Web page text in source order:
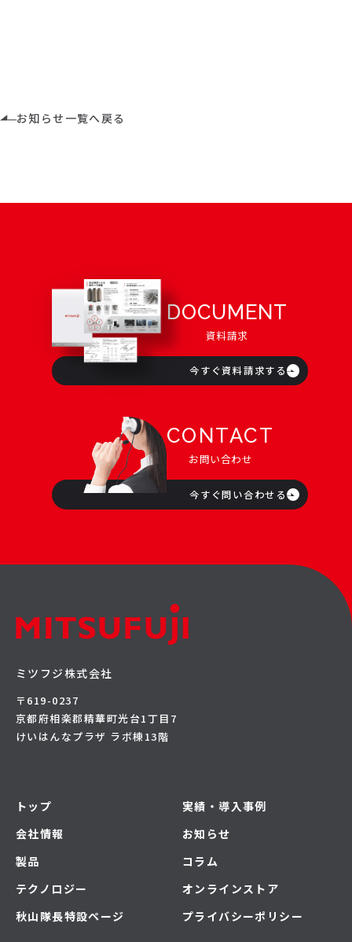
お知らせ一覧へ戻る
DOCUMENT
資料請求
今すぐ資料請求する
CONTACT
お問い合わせ
今すぐ問い合わせる
ミツフジ株式会社
〒619-0237
京都府相楽郡精華町光台1丁目7
けいはんなプラザ ラボ棟13階
トップ
会社情報
製品
テクノロジー
秋山隊長特設ページ
実績・導入事例
お知らせ
コラム
オンラインストア
プライバシーポリシー